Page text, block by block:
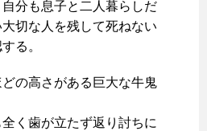
分も息子と二人暮らしだ
切な人を残して死ねない
る。
の高さがある巨大な牛鬼
く歯が立たず返り討ちに